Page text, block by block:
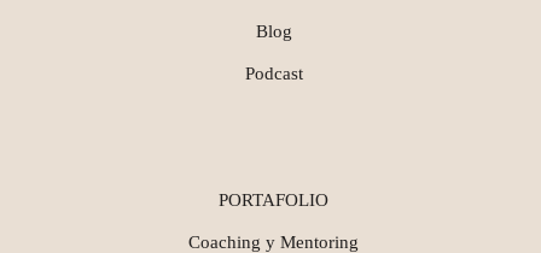
Blog
Podcast
PORTAFOLIO
Coaching y Mentoring